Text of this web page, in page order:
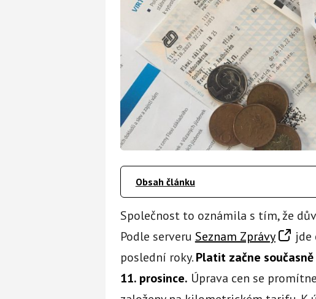
Obsah článku
Společnost to oznámila s tím, že
Podle serveru Seznam Zprávy
jde
poslední roky.Platit začne
11. prosince. Úprava cen se